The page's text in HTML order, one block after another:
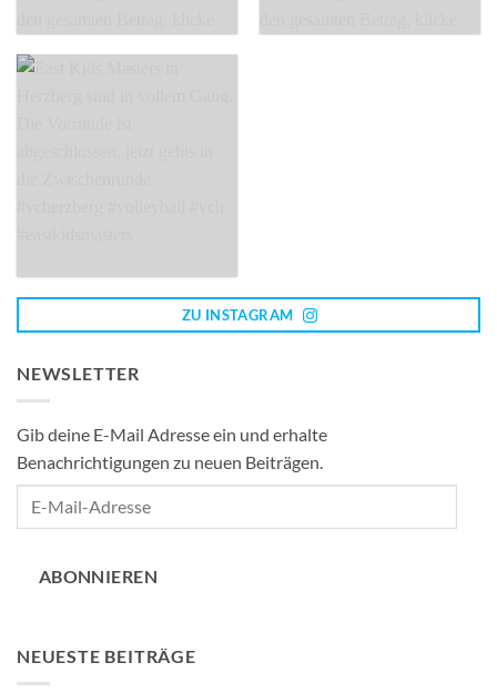
ZU INSTAGRAM
NEWSLETTER
Gib deine E-Mail Adresse ein und erhalte
Benachrichtigungen zu neuen Beiträgen.
ABONNIEREN
NEUESTE BEITRÄGE